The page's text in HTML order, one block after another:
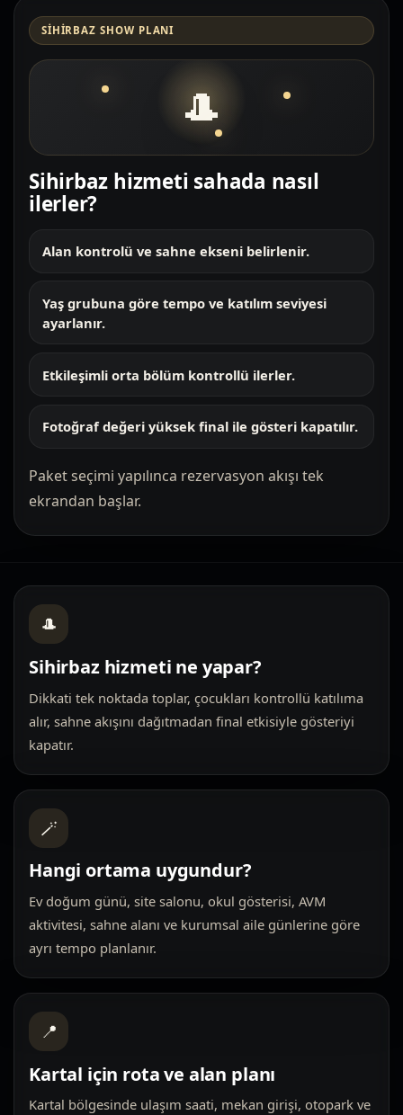
SIHIRBAZ SHOW PLANI
🎩
Sihirbaz hizmeti sahada nasıl
ilerler?
Alan kontrolü ve sahne ekseni belirlenir.
Yaş grubuna göre tempo ve katılım seviyesi
ayarlanır.
Etkileşimli orta bölüm kontrollü ilerler.
Fotoğraf değeri yüksek final ile gösteri kapatılır.
Paket seçimi yapılınca rezervasyon akışı tek
ekrandan başlar.
🎩
Sihirbaz hizmeti ne yapar?
Dikkati tek noktada toplar, çocukları kontrollü katılıma
alır, sahne akışını dağıtmadan final etkisiyle gösteriyi
kapatır.
🪄
Hangi ortama uygundur?
Ev doğum günü, site salonu, okul gösterisi, AVM
aktivitesi, sahne alanı ve kurumsal aile günlerine göre
ayrı tempo planlanır.
📍
Kartal için rota ve alan planı
Kartal bölgesinde ulaşım saati, mekan girişi, otopark ve